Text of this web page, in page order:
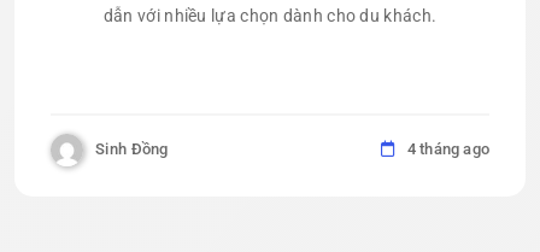
dẫn với nhiều lựa chọn dành cho du khách.
Sinh Đồng 4 tháng ago